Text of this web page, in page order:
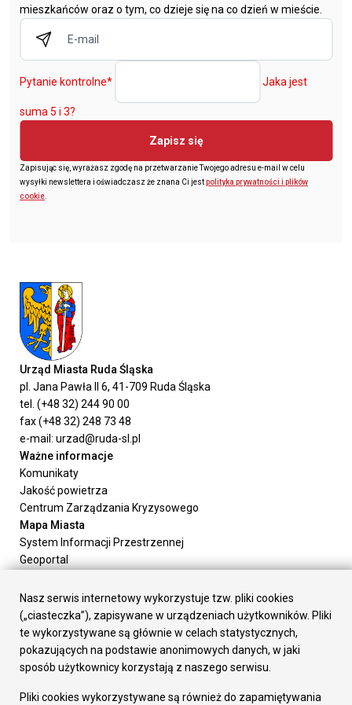
mieszkańców oraz o tym, co dzieje się na co dzień w mieście.
Pytanie kontrolne* Jaka jest
suma 5 i 3?
Zapisz się
Zapisując się, wyrażasz zgodę na przetwarzanie Twojego adresu e-mail w celu
wysyłki newslettera i oświadczasz że znana Ci jestpolityka prywatności i plików
cookie
Urząd Miasta Ruda Śląska
pl. Jana Pawła II 6, 41-709 Ruda Śląska
tel. (+48 32) 244 90 00
fax (+48 32) 248 73 48
e-mail: urzad@ruda-sl.pl
Ważne informacje
Komunikaty
Jakość powietrza
Centrum Zarządzania Kryzysowego
Mapa Miasta
System Informacji Przestrzennej
Geoportal
Załatw sprawę
Prezydent Miasta
Rada Miasta
Wydziały
Elektroniczna Skrzynka Podawcza
Gospodarka
Nasz serwis internetowy wykorzystuje tzw. pliki cookies
(„ciasteczka”), zapisywane w urządzeniach użytkowników. Pliki
te wykorzystywane są głównie w celach statystycznych,
pokazujących na podstawie anonimowych danych, w jaki
sposób użytkownicy korzystają z naszego serwisu.
Pliki cookies wykorzystywane są również do zapamiętywania